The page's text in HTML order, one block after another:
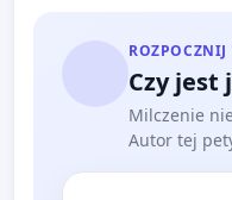
ROZPOCZNIJ
Czy jest
Milczenie
Autor tej